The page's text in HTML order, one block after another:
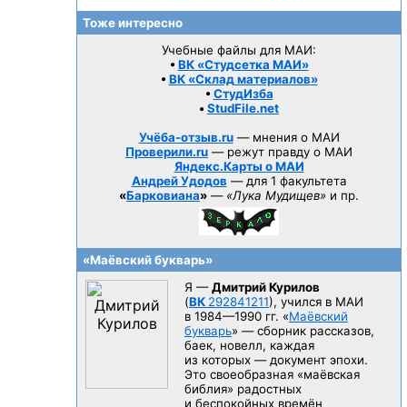
Тоже интересно
Учебные файлы для МАИ:
• ВК «Студсетка МАИ»
• ВК «Склад материалов»
• СтудИзба
• StudFile.net
Учёба-отзыв.ru— мнения о МАИ
Проверили.ru — режут правду о МАИ
Яндекс.Карты о МАИ
Андрей Удодов — для 1 факультета
«Барковиана» — «Лука Мудищев» и пр.
«Маёвский букварь»
Я —Дмитрий Курилов
(ВК 292841211), учился в МАИ
в 1984—1990 гг. «Маёвский
букварь» — сборник рассказов,
баек, новелл, каждая
из которых — документ эпохи.
Это своеобразная «маёвская
библия» радостных
и беспокойных времён